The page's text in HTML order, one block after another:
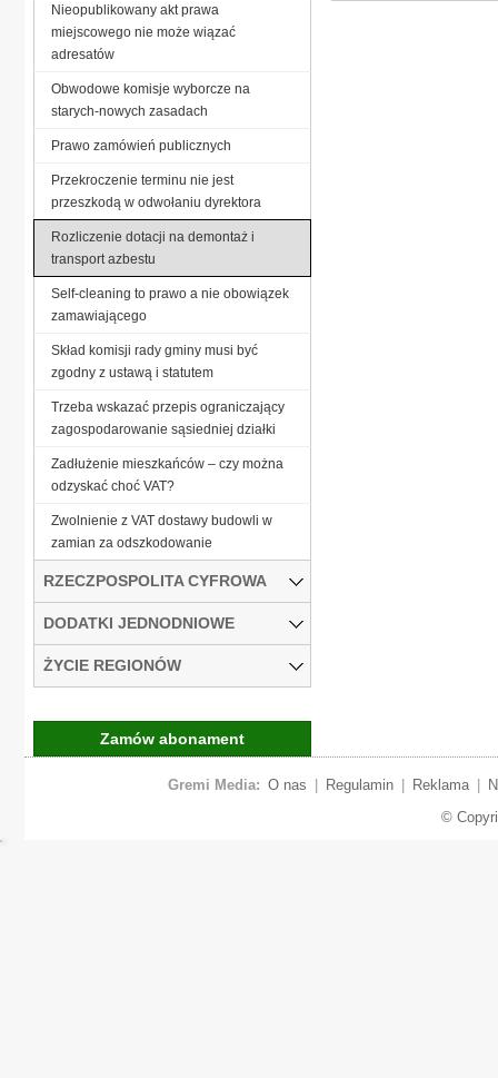
Nieopublikowany akt prawa
miejscowego nie może wiązać
adresatów
Obwodowe komisje wyborcze na
starych-nowych zasadach
Prawo zamówień publicznych
Przekroczenie terminu nie jest
przeszkodą w odwołaniu dyrektora
Rozliczenie dotacji na demontaż i
transport azbestu
Self-cleaning to prawo a nie obowiązek
zamawiającego
Skład komisji rady gminy musi być
zgodny z ustawą i statutem
Trzeba wskazać przepis ograniczający
zagospodarowanie sąsiedniej działki
Zadłużenie mieszkańców – czy można
odzyskać choć VAT?
Zwolnienie z VAT dostawy budowli w
zamian za odszkodowanie
RZECZPOSPOLITA CYFROWA
DODATKI JEDNODNIOWE
ŻYCIE REGIONÓW
Zamów abonament
Gremi Media: O nas Regulamin Reklama
©